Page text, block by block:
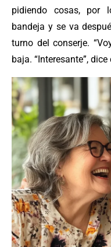
pidiendo cosas, por
bandeja y se va
turno del conserje.
baja. “Interesante”,